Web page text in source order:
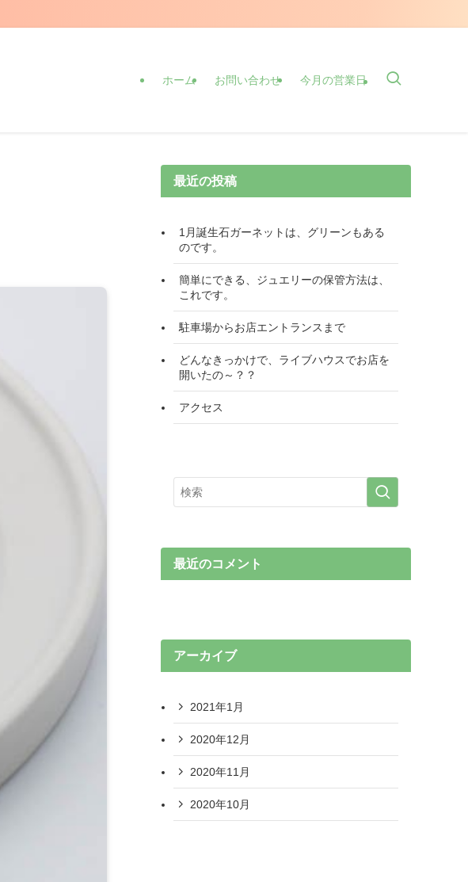
ホーム お問い合わせ 今月の営業日
最近の投稿
1月誕生石ガーネットは、グリーンもある
のです。
簡単にできる、ジュエリーの保管方法は、
これです。
駐車場からお店エントランスまで
どんなきっかけで、ライブハウスでお店を
開いたの～？？
アクセス
最近のコメント
アーカイブ
2021年1月
2020年12月
2020年11月
2020年10月